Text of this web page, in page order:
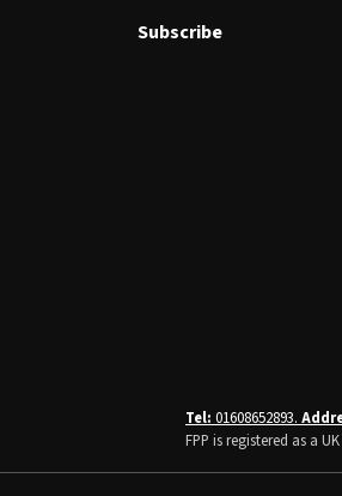
Subscribe
Tel: 01608652893.
FPP is registered as a